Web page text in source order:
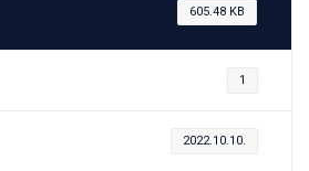
605.48 KB
1
2022.10.10.